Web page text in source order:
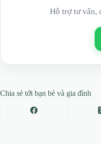
Hỗ trợ tư vấn,
Chia sẻ tới bạn bè và gia đình